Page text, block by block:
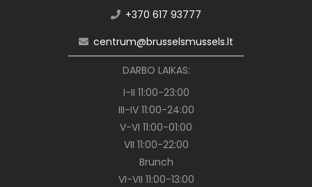
+370 617 93777
centrum@brusselsmussels.lt
DARBO LAIKAS:
I-II 11:00-23:00
III-IV 11:00-24:00
V-VI 11:00-01:00
VII 11:00-22:00
Brunch
VI-VII 11:00-13:00